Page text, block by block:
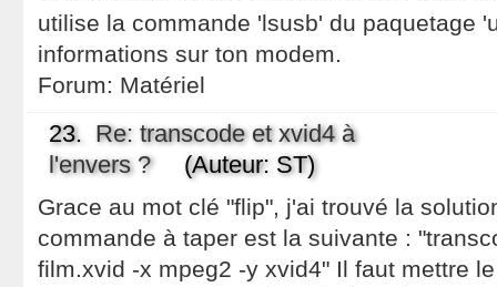
utilise la commande 'lsusb' du paquetage
informations sur ton modem.
Forum: Matériel
23. Re: transcode et xvid4 à
l'envers ?(Auteur: ST)
Grace au mot clé "flip", j'ai trouvé la
commande à taper est la suivante :
film.xvid -x mpeg2 -y xvid4" Il faut mettre